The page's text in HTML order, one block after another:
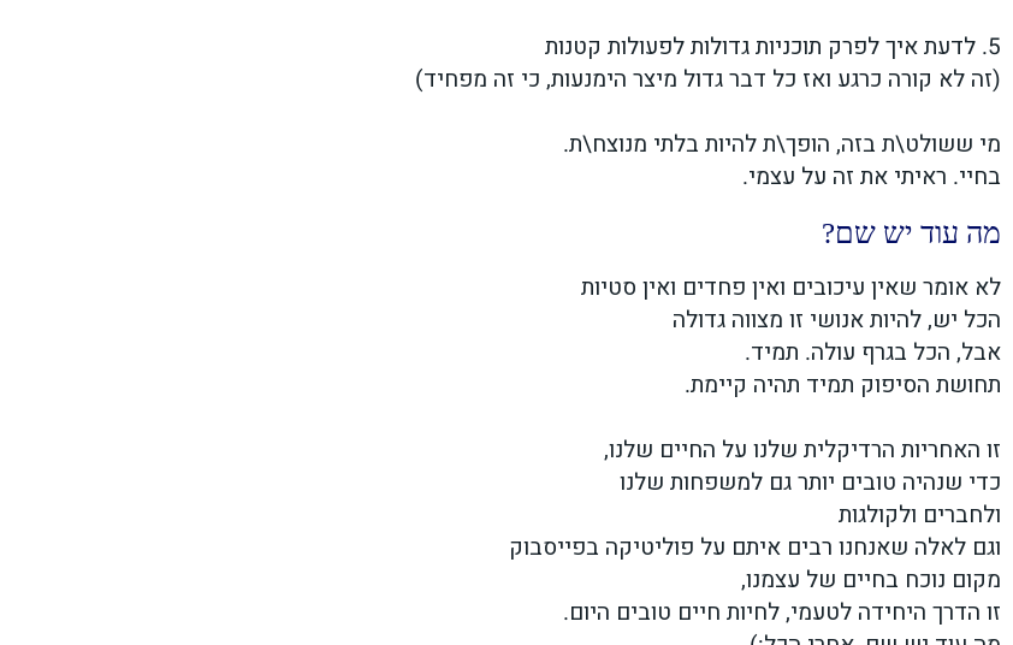
5. לדעת איך לפרק תוכניות גדולות לפעולות קטנות
(זה לא קורה כרגע ואז כל דבר גדול מיצר הימנעות, כי זה מפחיד)
מי ששולט\ת בזה, הופך\ת להיות בלתי מנוצח\ת.
בחיי. ראיתי את זה על עצמי.
מה עוד יש שם?
לא אומר שאין עיכובים ואין פחדים ואין סטיות
הכל יש, להיות אנושי זו מצווה גדולה
אבל, הכל בגרף עולה. תמיד.
תחושת הסיפוק תמיד תהיה קיימת.
זו האחריות הרדיקלית שלנו על החיים שלנו,
כדי שנהיה טובים יותר גם למשפחות שלנו
ולחברים ולקולגות
וגם לאלה שאנחנו רבים איתם על פוליטיקה בפייסבוק
מקום נוכח בחיים של עצמנו,
זו הדרך היחידה לטעמי, לחיות חיים טובים היום.